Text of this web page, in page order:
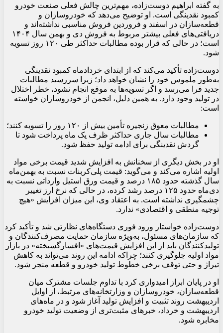
به گفته ابراهیم دوست‌زاده، مهم‌ترین چالش فعلی صنعت خودرو
کمبود نقدینگی است. او توضیح می‌دهد که خودروسازان و
قطعه‌سازان در اسفند و فروردین فروش مناسبی نداشته‌اند و
دریافتی‌های فعلی بیشتر مربوط به فروش دی و بهمن سال ۱۴۰۴
است؛ در حالی که قرار بوده مطالبات حداکثر طی ۱۲۰ روز تسویه
شود.
دوست‌زاده تأکید می‌کند که از ابتدای خردادماه کمبود نقدینگی
به‌طور ملموس خود را نشان خواهد داد؛ زیرا سررسید مطالبات
جدید فرا می‌رسد و اگر تسویه‌ها به موقع انجام نشود، خطر اختلال
در تولید وجود دارد. به همین دلیل، انجمن از خودروسازان خواسته
است:
مطالبات معوق زنجیره تأمین بیش از ۱۲۰ روز را تسویه کنند؛
مطالبات سال جاری حداکثر ظرف یک ماه پرداخت شود تا
گردش نقدینگی برای ادامه تولید حفظ شود.
او در بخش دیگری از سخنانش به افزایش شدید قیمت برخی مواد
اولیه اشاره می‌کند و می‌گوید: قیمت پلی‌کربنات نسبت به بهمن‌ماه
سال گذشته حدود ۱۸۵ درصد و قیمت ورق استیل وارداتی نسبت به
دی‌ماه حدود ۱۲۵ درصد رشد کرده، در حالی که نرخ ارز تغییر
چشمگیری نداشته است. به اعتقاد وی، این میزان افزایش «هیچ
توجیه منطقی و اقتصادی» ندارد.
دوست‌زاده خواستار ورود فوری دستگاه‌های نظارتی شد و تأکید کرد
که سازمان‌های مسئول، به‌ویژه سازمان حمایت مصرف‌کنندگان و
تولیدکنندگان باید از این افزایش قیمت‌های «افسارگسیخته» در بازار
مواد اولیه جلوگیری کنند؛ چراکه ادامه این روند می‌تواند به کاهش
تیراژ و حتی توقف برخی خطوط تولید خودرو و قطعه منجر شود.
او در پایان ابراز امیدواری کرد با تداوم جلسات مشترک میان
قطعه‌سازان، خودروسازان و وزارتخانه‌های مرتبط، از اوایل
اردیبهشت روند تثبیت و افزایش تولید آغاز شود و در ماه‌های
اردیبهشت و خرداد، خبرهای مثبت‌تری از وضعیت تولید خودرو
مخابره شود.